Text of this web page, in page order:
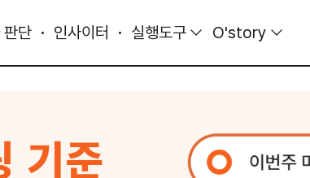
판단 인사이터 실행도구 O'story